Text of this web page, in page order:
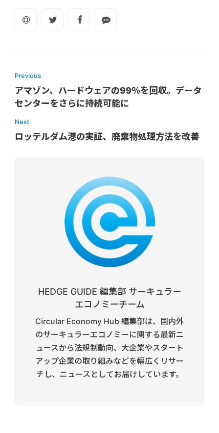
Previous
アマゾン、ハードウェアの99％を回収。データ
センターをさらに持続可能に
Next
ロッテルダム港の実証、廃棄物処理方法を改善
HEDGE GUIDE 編集部 サーキュラー
エコノミーチーム
Circular Economy Hub 編集部は、国内外
のサーキュラーエコノミーに関する最新ニ
ュースから法規制動向、大企業やスタート
アップ企業の取り組みなどを幅広くリサー
チし、ニュースとしてお届けしています。